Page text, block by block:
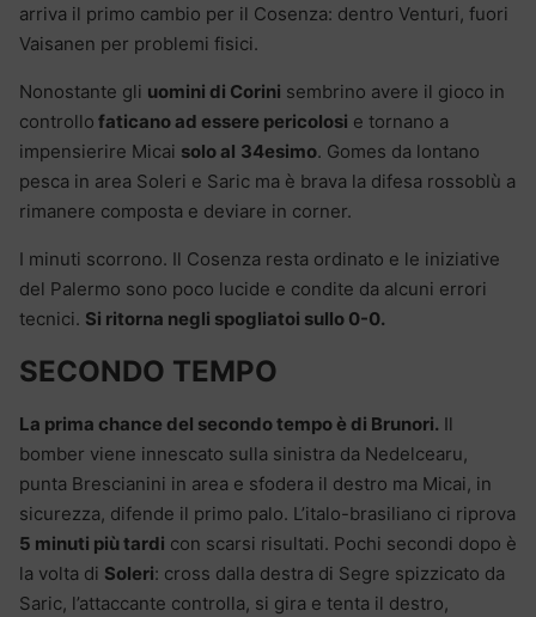
arriva il primo cambio per il Cosenza: dentro Venturi, fuori
Vaisanen per problemi fisici.
Nonostante gli uomini di Corini sembrino avere il gioco in
controllo faticano ad essere pericolosi e tornano a
impensierire Micai solo al 34esimo. Gomes da lontano
pesca in area Soleri e Saric ma è brava la difesa rossoblù a
rimanere composta e deviare in corner.
I minuti scorrono. Il Cosenza resta ordinato e le iniziative
del Palermo sono poco lucide e condite da alcuni errori
tecnici. Si ritorna negli spogliatoi sullo 0-0.
SECONDO TEMPO
La prima chance del secondo tempo è di Brunori. Il
bomber viene innescato sulla sinistra da Nedelcearu,
punta Brescianini in area e sfodera il destro ma Micai, in
sicurezza, difende il primo palo. L’italo-brasiliano ci riprova
5 minuti più tardi con scarsi risultati. Pochi secondi dopo è
la volta di Soleri: cross dalla destra di Segre spizzicato da
Saric, l’attaccante controlla, si gira e tenta il destro,